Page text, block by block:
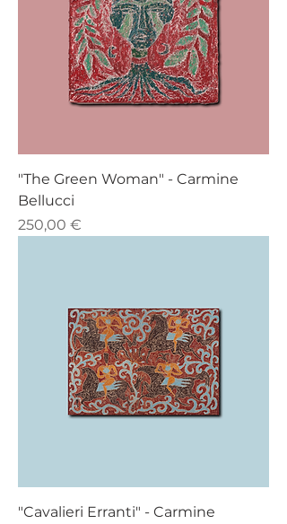
"The Green Woman" - Carmine
Bellucci
Prezzo
250,00 €
"Cavalieri Erranti" - Carmine